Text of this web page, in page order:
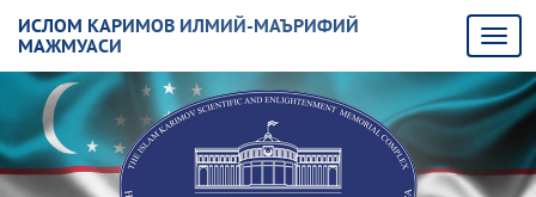
ИСЛОМ КАРИМОВ ИЛМИЙ-МАЪРИФИЙ
МАЖМУАСИ